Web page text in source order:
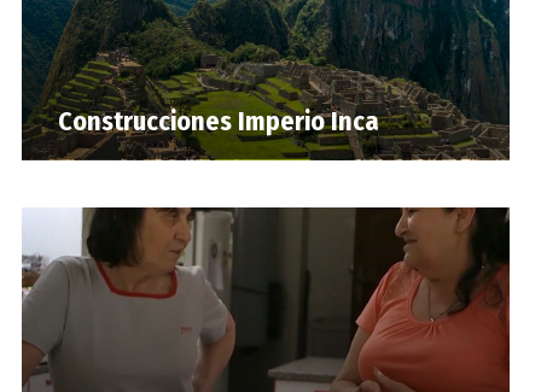
Construcciones Imperio Inca